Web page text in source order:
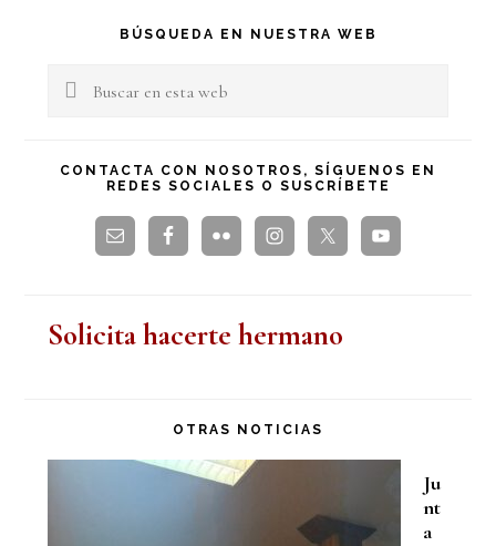
Barra
lateral
BÚSQUEDA EN NUESTRA WEB
Buscar
esta
CONTACTA CON NOSOTROS, SÍGUENOS EN
REDES SOCIALES O SUSCRÍBETE
Solicita hacerte hermano
OTRAS NOTICIAS
Ju
nt
a